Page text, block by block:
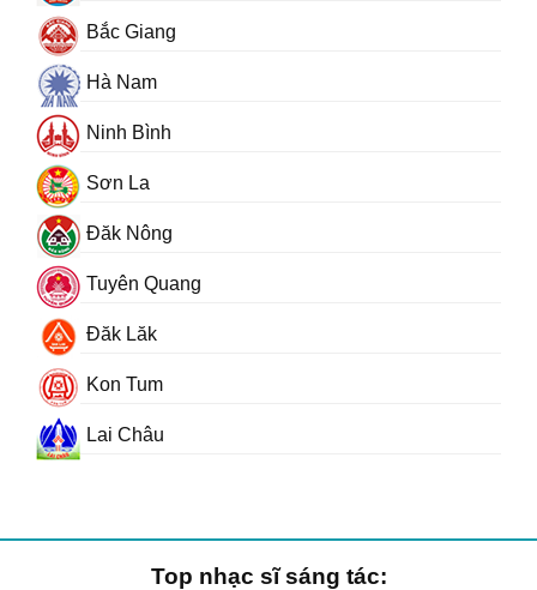
Bắc Giang
Hà Nam
Ninh Bình
Sơn La
Đăk Nông
Tuyên Quang
Đăk Lăk
Kon Tum
Lai Châu
Top nhạc sĩ sáng tác: